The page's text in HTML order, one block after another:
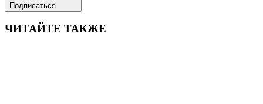
Подписаться
ЧИТАЙТЕ ТАКЖЕ